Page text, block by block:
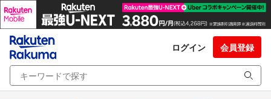
ログイン 会員登録